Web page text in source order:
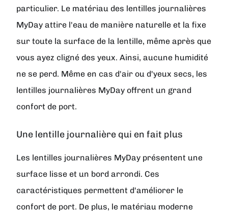
particulier. Le matériau des lentilles journalières
MyDay attire l'eau de manière naturelle et la fixe
sur toute la surface de la lentille, même après que
vous ayez cligné des yeux. Ainsi, aucune humidité
ne se perd. Même en cas d'air ou d'yeux secs, les
lentilles journalières MyDay offrent un grand
confort de port.
Une lentille journalière qui en fait plus
Les lentilles journalières MyDay présentent une
surface lisse et un bord arrondi. Ces
caractéristiques permettent d'améliorer le
confort de port. De plus, le matériau moderne